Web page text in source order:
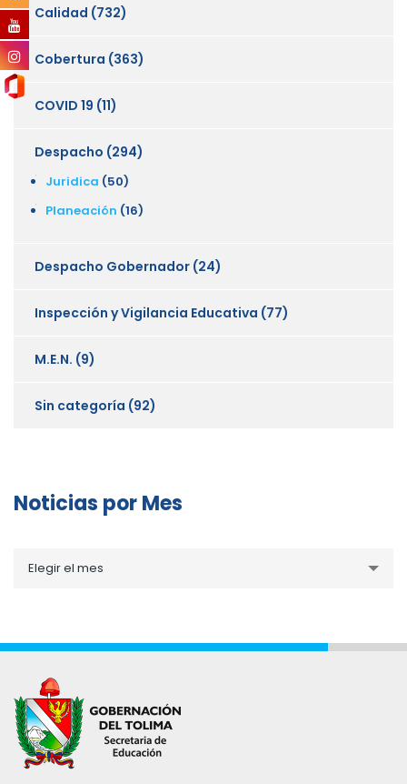
Calidad (732)
Cobertura (363)
COVID 19 (11)
Despacho (294)
Juridica (50)
Planeación (16)
Despacho Gobernador (24)
Inspección y Vigilancia Educativa (77)
M.E.N. (9)
Sin categoría (92)
Noticias por Mes
porElegir el mes